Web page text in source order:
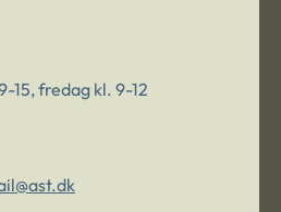
15, fredag kl. 9-12